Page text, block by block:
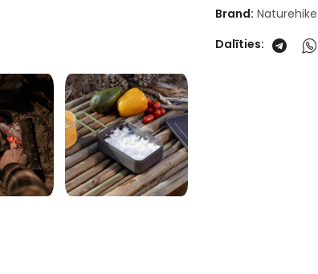
Brand: Naturehike
Dalīties: